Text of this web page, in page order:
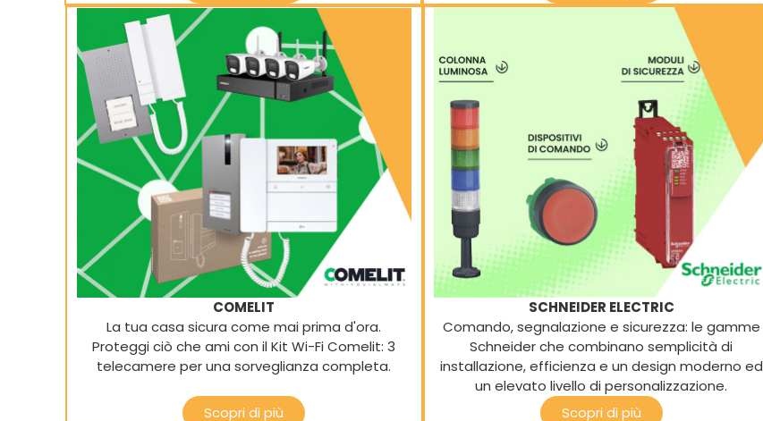
COMELIT
La tua casa sicura come mai prima d'ora.
Proteggi ciò che ami con il Kit Wi-Fi Comelit: 3
telecamere per una sorveglianza completa.
Scopri di più
SCHNEIDER ELECTRIC
Comando, segnalazione e sicurezza: le gamme
Schneider che combinano semplicità di
installazione, efficienza e un design moderno ed
un elevato livello di personalizzazione.
Scopri di più